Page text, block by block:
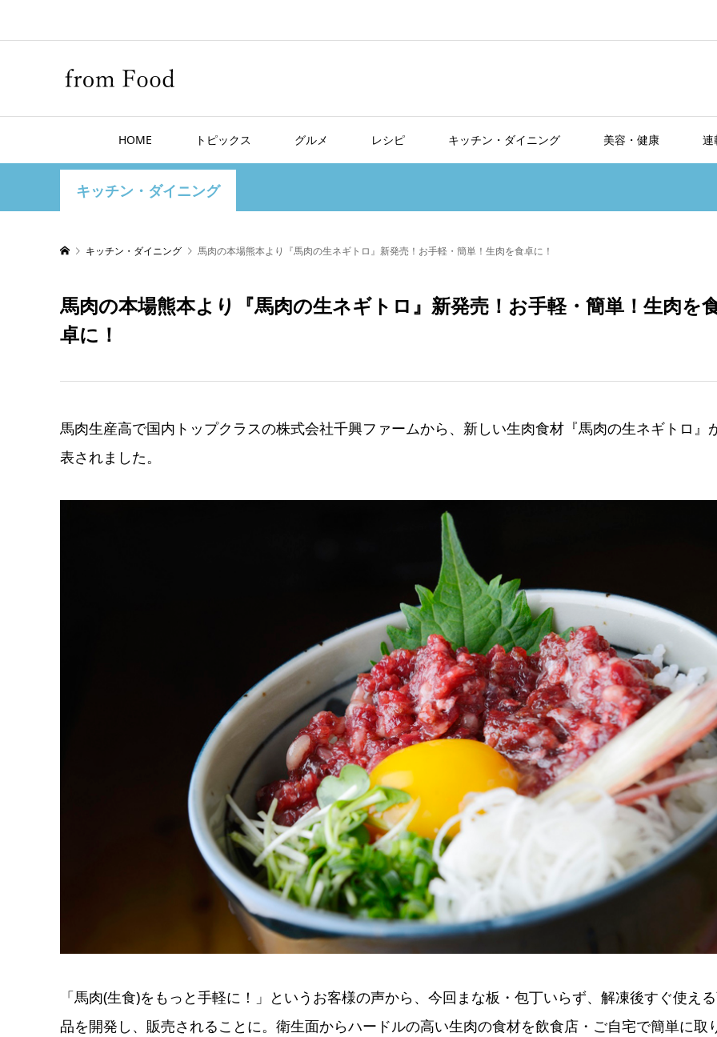
HOME トピックス グルメ レシピ キッチン・ダイニング 美容・健康 連
キッチン・ダイニング
キッチン・ダイニング 馬肉の本場熊本より『馬肉の生ネギトロ』新発売！お手軽・簡単！生肉を食卓に！
馬肉の本場熊本より『馬肉の生ネギトロ』新発売！お手軽・簡単！生肉を
卓に！
馬肉生産高で国内トップクラスの株式会社千興ファームから、新しい生肉食材『馬肉の生ネギトロ』
表されました。
「馬肉(生食)をもっと手軽に！」というお客様の声から、今回まな板・包丁いらず、解凍後すぐ使え
品を開発し、販売されることに。衛生面からハードルの高い生肉の食材を飲食店・ご自宅で簡単に取